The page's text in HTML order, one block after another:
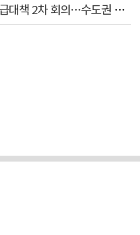
李대통령, 오늘 부동산 공급대책 2차 회의…수도권 공급안 논의